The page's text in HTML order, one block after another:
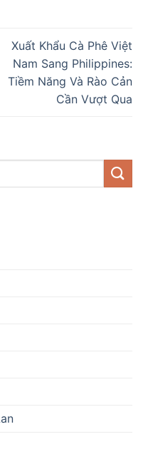
Xuất Khẩu Cà Phê Việt
Nam Sang Philippines:
Tiềm Năng Và Rào Cản
Cần Vượt Qua